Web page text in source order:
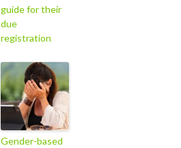
guide for their
due
registration
Gender-based